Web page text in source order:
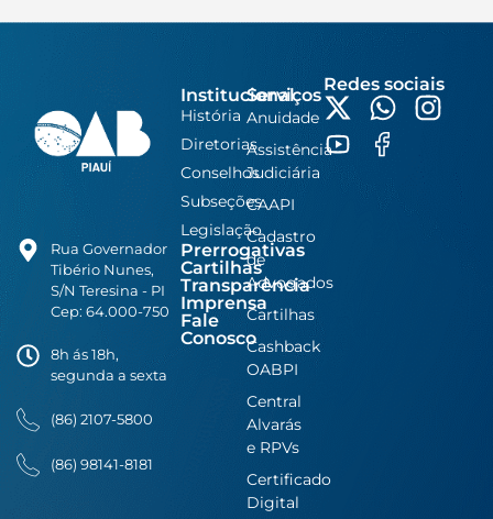
Rua Governador
Tibério Nunes,
S/N Teresina - PI
Cep: 64.000-750
8h ás 18h,
segunda a sexta
(86) 2107-5800
(86) 98141-8181
Institucional
História
Diretorias
Conselhos
Subseções
Legislação
Prerrogativas
Cartilhas
Transparência
Imprensa
Fale
Conosco
Serviços
Anuidade
Assistência
Judiciária
CAAPI
Cadastro
de
Advogados
Cartilhas
Cashback
OABPI
Central
Alvarás
e RPVs
Certificado
Digital
Redes sociais